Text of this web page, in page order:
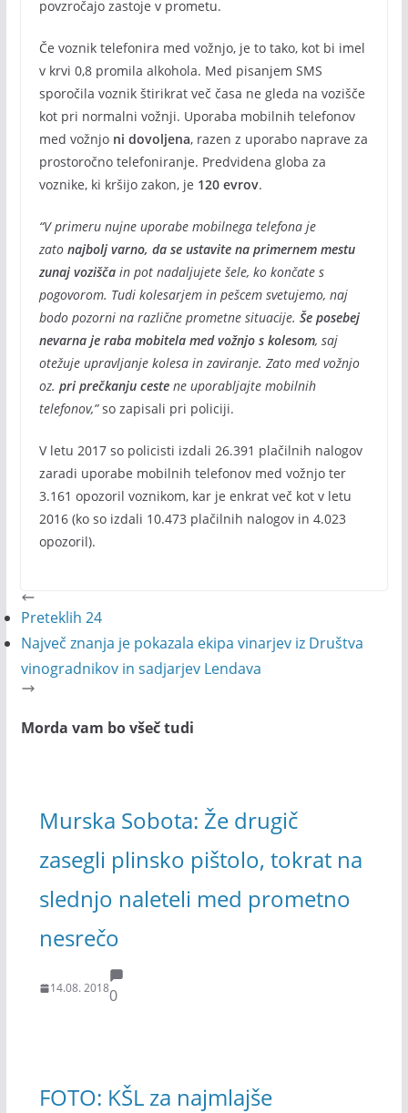
povzročajo zastoje v prometu.
Če voznik telefonira med vožnjo, je to tako, kot bi imel
v krvi 0,8 promila alkohola. Med pisanjem SMS
sporočila voznik štirikrat več časa ne gleda na vozišče
kot pri normalni vožnji. Uporaba mobilnih telefonov
med vožnjo ni dovoljena, razen z uporabo naprave za
prostoročno telefoniranje. Predvidena globa za
voznike, ki kršijo zakon, je 120 evrov.
“V primeru nujne uporabe mobilnega telefona je
zato najbolj varno, da se ustavite na primernem mestu
zunaj voziščain pot nadaljujete šele, ko končate s
pogovorom. Tudi kolesarjem in pešcem svetujemo, naj
bodo pozorni na različne prometne situacije. Še posebej
nevarna je raba mobitela med vožnjo s kolesom, saj
otežuje upravljanje kolesa in zaviranje. Zato med vožnjo
oz. pri prečkanju cestene uporabljajte mobilnih
telefonov,”so zapisali pri policiji.
V letu 2017 so policisti izdali 26.391 plačilnih nalogov
zaradi uporabe mobilnih telefonov med vožnjo ter
3.161 opozoril voznikom, kar je enkrat več kot v letu
2016 (ko so izdali 10.473 plačilnih nalogov in 4.023
opozoril).
Preteklih 24
Največ znanja je pokazala ekipa vinarjev iz Društva
vinogradnikov in sadjarjev Lendava
Morda vam bo všeč tudi
Murska Sobota: Že drugič
zasegli plinsko pištolo, tokrat na
slednjo naleteli med prometno
nesrečo
14.08. 20180
FOTO: KŠL za najmlajše